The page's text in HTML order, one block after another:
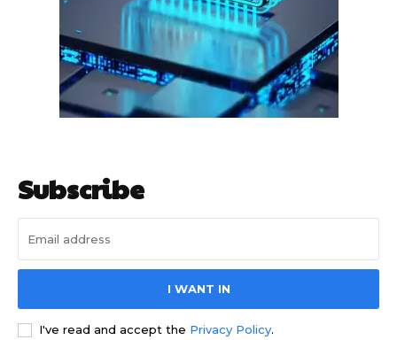
हर खाते के बदले मिलते थे 20 से 25 हजार
साइबर धोखाधड़ी बैंकिंग में
Subscribe
I WANT IN
I've read and accept the Privacy Policy.